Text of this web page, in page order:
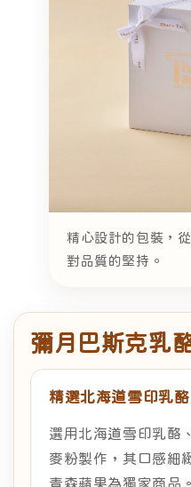
精心設計的包裝，
對品質的堅持。
彌月巴斯克乳
精選北海道雪印乳酪
選用北海道雪印乳酪
麥粉製作，其口感細
青森蘋果為獨家商品。